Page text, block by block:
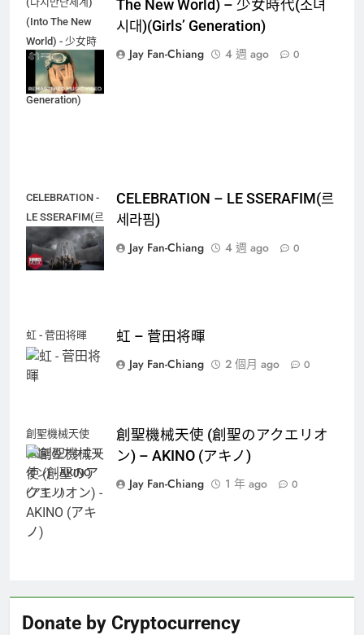
(Into The New
World) - 少女時
代(소녀시대)
(Girls'
Generation)
The New World) – 少女時代(소녀
시대)(Girls’ Generation)
Jay Fan-Chiang
4 週 ago 0
CELEBRATION -
LE SSERAFIM(르
세라핌)
CELEBRATION – LE SSERAFIM(르
세라핌)
Jay Fan-Chiang
4 週 ago 0
虹 - 菅田将暉
虹 – 菅田将暉
Jay Fan-Chiang
2 個月 ago 0
創聖機械天使
(創聖のアクエリ
オン) - AKINO
(アキノ)
創聖機械天使 (創聖のアクエリオ
ン) – AKINO (アキノ)
Jay Fan-Chiang
1 年 ago 0
Donate by Cryptocurrency